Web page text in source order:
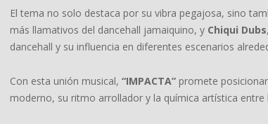
El tema no solo destaca por su vibra pegajosa, sino
más llamativos del dancehall jamaiquino, y Chiqui Dubs
dancehall y su influencia en diferentes escenarios
Con esta unión musical, “IMPACTA” promete
moderno, su ritmo arrollador y la química artística